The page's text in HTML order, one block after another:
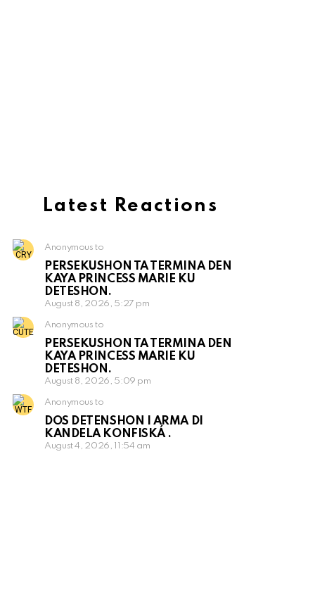
Latest Reactions
Anonymous to
PERSEKUSHON TA TERMINA DEN
KAYA PRINCESS MARIE KU
DETESHON.
August 8, 2026, 5:27 pm
Anonymous to
PERSEKUSHON TA TERMINA DEN
KAYA PRINCESS MARIE KU
DETESHON.
August 8, 2026, 5:09 pm
Anonymous to
DOS DETENSHON I ARMA DI
KANDELA KONFISKÁ .
August 4, 2026, 11:54 am